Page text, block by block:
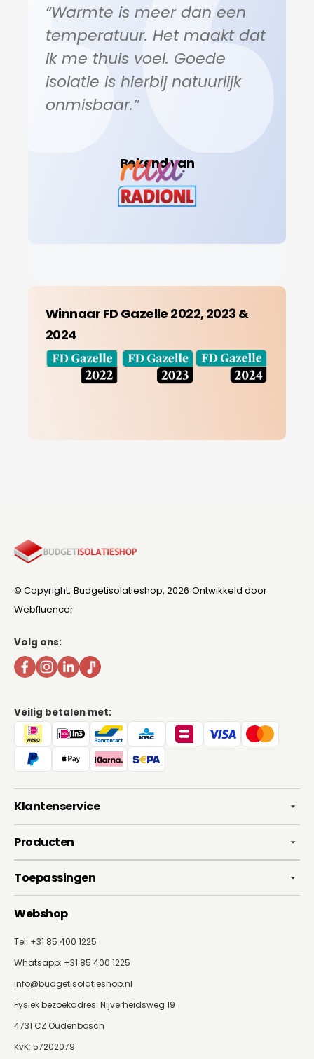
“Warmte is meer dan een
temperatuur. Het maakt dat
ik me thuis voel. Goede
isolatie is hierbij natuurlijk
onmisbaar.”
Bekend van
Winnaar FD Gazelle 2022, 2023 &
2024
© Copyright, Budgetisolatieshop, 2026 Ontwikkeld door
Webfluencer
Volg ons:
Veilig betalen met:
Klantenservice
Producten
Toepassingen
Webshop
Tel: +31 85 400 1225
Whatsapp: +31 85 400 1225
info@budgetisolatieshop.nl
Fysiek bezoekadres: Nijverheidsweg 19
4731 CZ Oudenbosch
KvK: 57202079